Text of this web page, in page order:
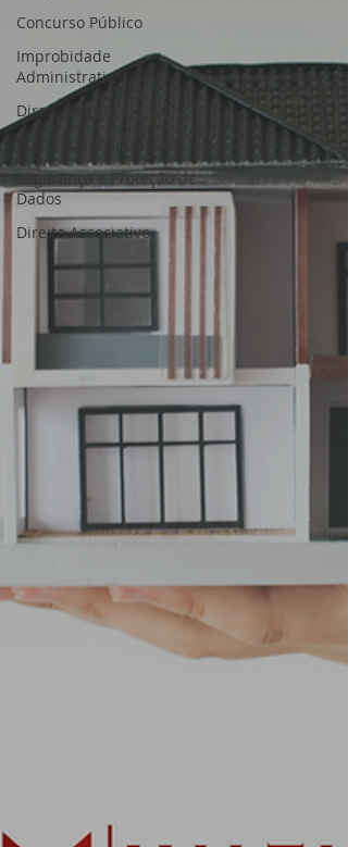
Concurso Público
Improbidade
Administrativa
Direito Digital
Propriedade Industrial
Segurança e Proteção de
Dados
Direito Associativo